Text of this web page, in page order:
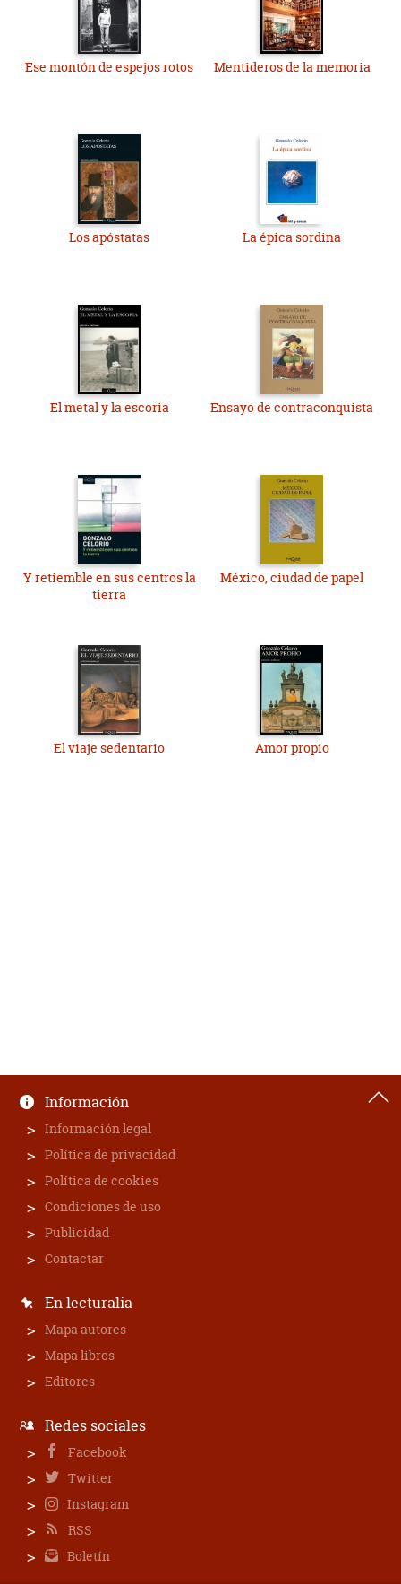
Ese montón de espejos rotos Mentideros de la memoria
Los apóstatas La épica sordina
El metal y la escoria Ensayo de contraconquista
Y retiemble en sus centros la
tierra
México, ciudad de papel
El viaje sedentario Amor propio
Información
Información legal
Política de privacidad
Política de cookies
Condiciones de uso
Publicidad
Contactar
En lecturalia
Mapa autores
Mapa libros
Editores
Redes sociales
Facebook
Twitter
Instagram
RSS
Boletín